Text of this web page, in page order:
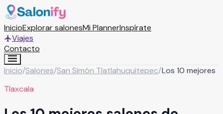
InicioExplorar salonesMi PlannerInspírate
Viajes
Contacto
Inicio/Salones/San Simón Tlatlahuquitepec/Los 10 mejores
Tlaxcala